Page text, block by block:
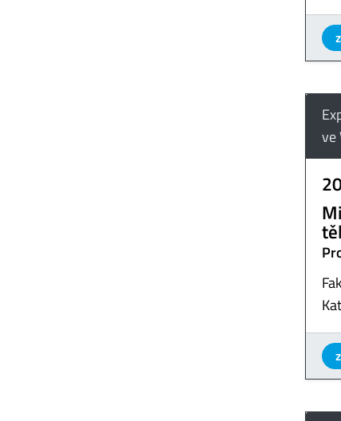
ve